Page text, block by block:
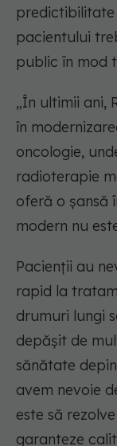
pacientului
public în mod
„În ultimii ani,
în
oncologie,
radioterapie
oferă o șansă
modern nu
Pacienții au
rapid la
drumuri lungi
depășit de
sănătate
avem nevoie
este să
garanteze